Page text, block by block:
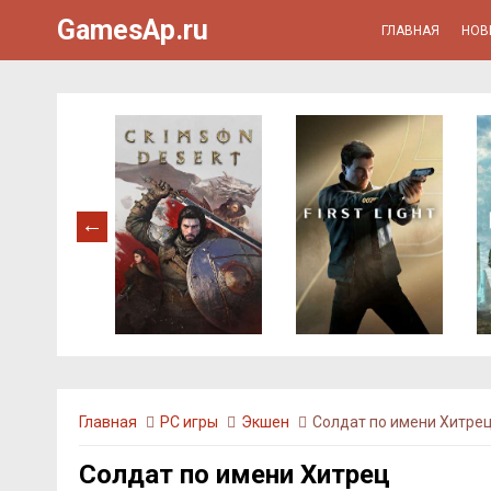
GamesAp.ru ГЛАВНАЯ
Главная PC игры Экшен Солдат по имени Хитрец
Солдат по имени Хитрец